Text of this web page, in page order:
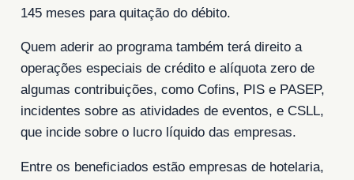
145 meses para quitação do débito.
Quem aderir ao programa também terá direito a
operações especiais de crédito e alíquota zero de
algumas contribuições, como Cofins, PIS e PASEP,
incidentes sobre as atividades de eventos, e CSLL,
que incide sobre o lucro líquido das empresas.
Entre os beneficiados estão empresas de hotelaria,